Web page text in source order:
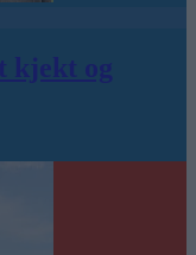
kjekt og